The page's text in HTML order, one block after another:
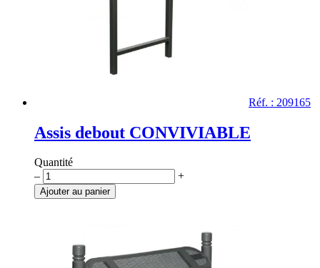
Réf. : 209165
Assis debout CONVIVIABLE
Quantité
quantité
de
Assis
– +
Ajouter au panier